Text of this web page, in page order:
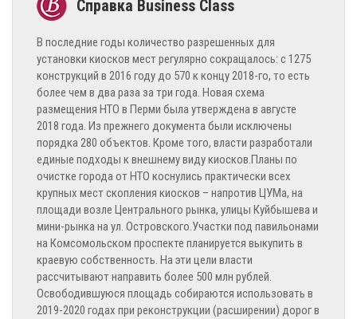
В последние годы количество разрешенных для
установки киосков мест регулярно сокращалось: с 1275
конструкций в 2016 году до 570 к концу 2018-го, то есть
более чем в два раза за три года. Новая схема
размещения НТО в Перми была утверждена в августе
2018 года. Из прежнего документа были исключены
порядка 280 объектов. Кроме того, власти разработали
единые подходы к внешнему виду киосков.Планы по
очистке города от НТО коснулись практически всех
крупных мест скопления киосков – напротив ЦУМа, на
площади возле Центрального рынка, улицы Куйбышева и
мини-рынка на ул. Островского.Участки под павильонами
на Комсомольском проспекте планируется выкупить в
краевую собственность. На эти цели власти
рассчитывают направить более 500 млн рублей.
Освободившуюся площадь собираются использовать в
2019-2020 годах при реконструкции (расширении) дорог в